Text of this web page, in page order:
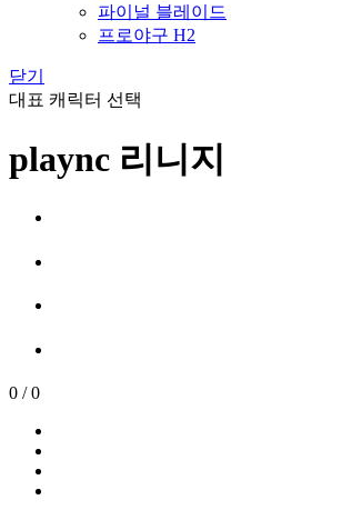
파이널 블레이드
프로야구 H2
닫기
대표 캐릭터 선택
plaync 리니지
0 / 0